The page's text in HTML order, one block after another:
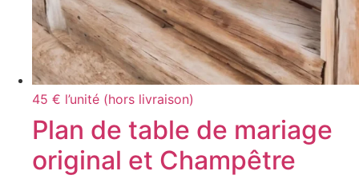
45 € l’unité (hors livraison)
Plan de table de mariage
original et Champêtre